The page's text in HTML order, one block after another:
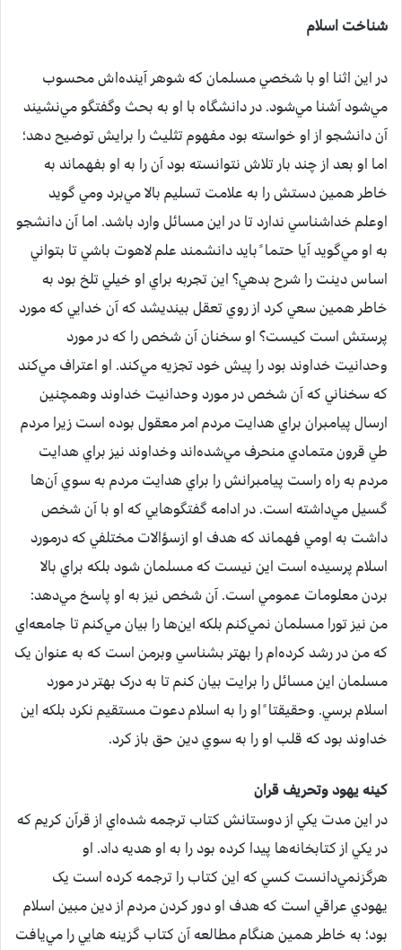
شناخت اسلام
در اين اثنا او با شخصي مسلمان که شوهر آينده‌اش محسوب
مي‌شود آشنا مي‌شود. در دانشگاه با او به بحث وگفتگو مي‌نشيند
آن دانشجو از او خواسته بود مفهوم تثليث را برايش توضيح دهد؛
اما او بعد از چند بار تلاش نتوانسته بود آن را به او بفهماند به
خاطر همين دستش را به علامت تسليم بالا مي‌برد ومي گويد
اوعلم خداشناسي ندارد تا در اين مسائل وارد باشد. اما آن دانشجو
به او مي‌گويد آيا حتما ً بايد دانشمند علم لاهوت باشي تا بتواني
اساس دينت را شرح بدهي؟ اين تجربه براي او خيلي تلخ بود به
خاطر همين سعي کرد از روي تعقل بينديشد که آن خدايي که مورد
پرستش است کيست؟ او سخنان آن شخص را که در مورد
وحدانيت خداوند بود را پيش خود تجزيه مي‌کند. او اعتراف مي‌کند
که سخناني که آن شخص در مورد وحدانيت خداوند وهمچنين
ارسال پيامبران براي هدايت مردم امر معقول بوده است زيرا مردم
طي قرون متمادي منحرف مي‌شده‌اند وخداوند نيز براي هدايت
مردم به راه راست پيامبرانش را براي هدايت مردم به سوي آن‌ها
گسيل مي‌داشته است. در ادامه گفتگوهايي که او با آن شخص
داشت به اومي فهماند که هدف او ازسؤالات مختلفي که درمورد
اسلام پرسيده است اين نيست که مسلمان شود بلکه براي بالا
بردن معلومات عمومي است. آن شخص نيز به او پاسخ مي‌دهد:
من نيز تورا مسلمان نمي‌کنم بلکه اين‌ها را بيان مي‌کنم تا جامعه‌اي
که من در رشد کرده‌ام را بهتر بشناسي وبرمن است که به عنوان يک
مسلمان اين مسائل را برايت بيان کنم تا به درک بهتر در مورد
اسلام برسي. وحقيقتا ً او را به اسلام دعوت مستقيم نکرد بلکه اين
خداوند بود که قلب او را به سوي دين حق باز کرد.
کينه يهود وتحريف قران
در اين مدت يکي از دوستانش کتاب ترجمه شده‌اي از قرآن کريم که
در يکي از کتابخانه‌ها پيدا کرده بود را به او هديه داد. او
هرگزنمي‌دانست کسي که اين کتاب را ترجمه کرده است يک
يهودي عراقي است که هدف او دور کردن مردم از دين مبين اسلام
بود؛ به خاطر همين هنگام مطالعه آن کتاب گزينه هايي را مي‌يافت